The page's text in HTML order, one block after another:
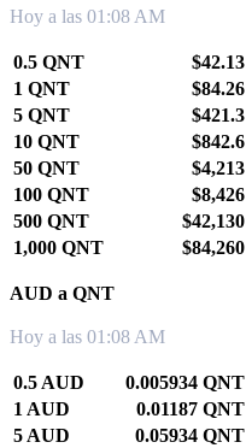
Hoy a las 01:08 AM
0.5 QNT
$42.13
1 QNT
$84.26
5 QNT
$421.3
10 QNT
$842.6
50 QNT
$4,213
100 QNT
$8,426
500 QNT
$42,130
1,000 QNT
$84,260
AUD a QNT
Hoy a las 01:08 AM
0.5 AUD
0.005934 QNT
1 AUD
0.01187 QNT
5 AUD
0.05934 QNT